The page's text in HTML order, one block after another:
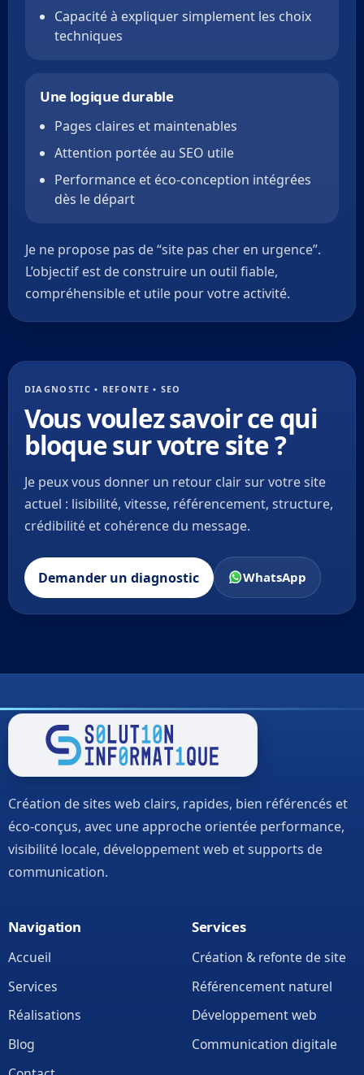
Capacité à expliquer simplement les choix
techniques
Une logique durable
Pages claires et maintenables
Attention portée au SEO utile
Performance et éco-conception intégrées
dès le départ
Je ne propose pas de “site pas cher en urgence”.
L’objectif est de construire un outil fiable,
compréhensible et utile pour votre activité.
DIAGNOSTIC • REFONTE • SEO
Vous voulez savoir ce qui
bloque sur votre site ?
Je peux vous donner un retour clair sur votre site
actuel : lisibilité, vitesse, référencement, structure,
crédibilité et cohérence du message.
Demander un diagnostic WhatsApp
Création de sites web clairs, rapides, bien référencés et
éco-conçus, avec une approche orientée performance,
visibilité locale, développement web et supports de
communication.
Navigation
Accueil
Services
Réalisations
Blog
Services
Création & refonte de site
Référencement naturel
Développement web
Communication digitale